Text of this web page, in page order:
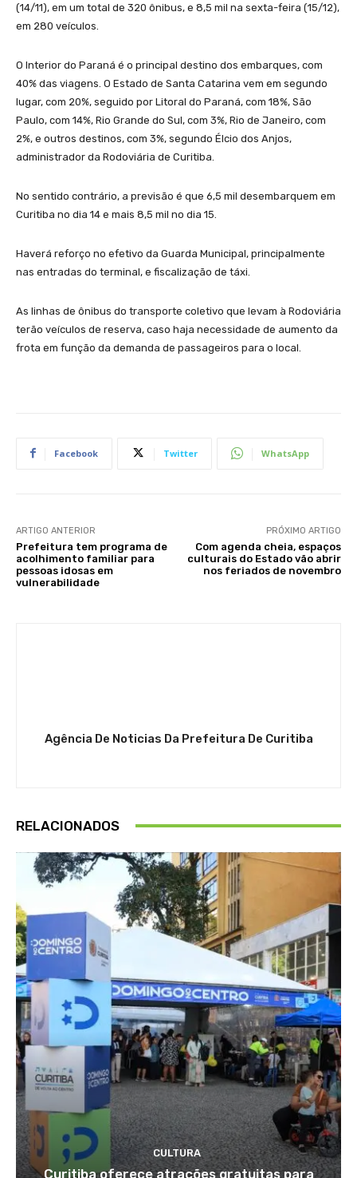
(14/11), em um total de 320 ônibus, e 8,5 mil na sexta-feira (15/12),
em 280 veículos.
O Interior do Paraná é o principal destino dos embarques, com
40% das viagens. O Estado de Santa Catarina vem em segundo
lugar, com 20%, seguido por Litoral do Paraná, com 18%, São
Paulo, com 14%, Rio Grande do Sul, com 3%, Rio de Janeiro, com
2%, e outros destinos, com 3%, segundo Élcio dos Anjos,
administrador da Rodoviária de Curitiba.
No sentido contrário, a previsão é que 6,5 mil desembarquem em
Curitiba no dia 14 e mais 8,5 mil no dia 15.
Haverá reforço no efetivo da Guarda Municipal, principalmente
nas entradas do terminal, e fiscalização de táxi.
As linhas de ônibus do transporte coletivo que levam à Rodoviária
terão veículos de reserva, caso haja necessidade de aumento da
frota em função da demanda de passageiros para o local.
Facebook Twitter WhatsApp
ARTIGO ANTERIOR
Prefeitura tem programa de
acolhimento familiar para
pessoas idosas em
vulnerabilidade
PRÓXIMO ARTIGO
Com agenda cheia, espaços
culturais do Estado vão abrir
nos feriados de novembro
Agência De Noticias Da Prefeitura De Curitiba
RELACIONADOS
CULTURA
Curitiba oferece atrações gratuitas para